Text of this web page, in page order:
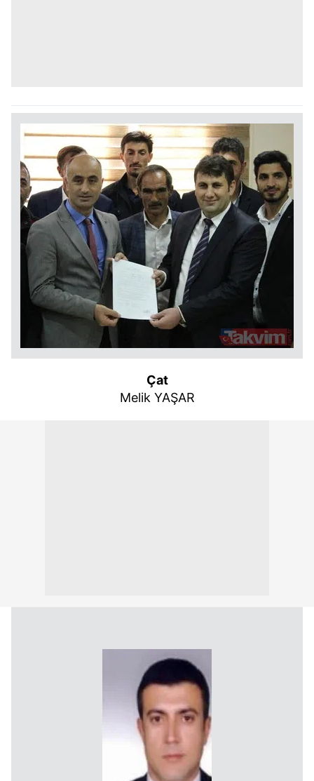
Çat
Melik YAŞAR